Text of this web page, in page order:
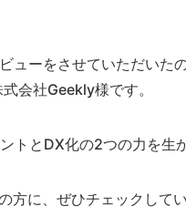
ューをさせていただいた
会社Geekly様です。
トとDX化の2つの力を生
方に、ぜひチェックして